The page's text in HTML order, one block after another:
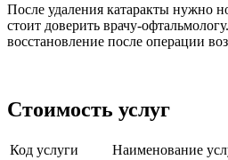
После удаления катаракты нужно
стоит доверить врачу-
восстановление после операции
Стоимость услуг
Код услуги Наименование